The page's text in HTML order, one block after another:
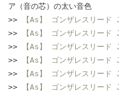
ア（音の芯）の太い音色
>>
【As】 ゴンザレスリー
>>
【As】 ゴンザレスリ
>>
【As】 ゴンザレスリー
>>
【As】 ゴンザレスリ
>>
【As】 ゴンザレスリー
>>
【As】 ゴンザレスリ